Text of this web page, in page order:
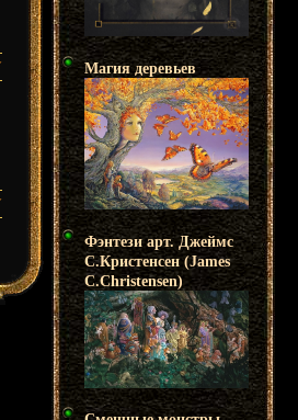
Магия деревьев
Фэнтези арт. Джеймс
С.Кристенсен (James
C.Christensen)